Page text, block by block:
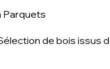
Parquets
de bois issus